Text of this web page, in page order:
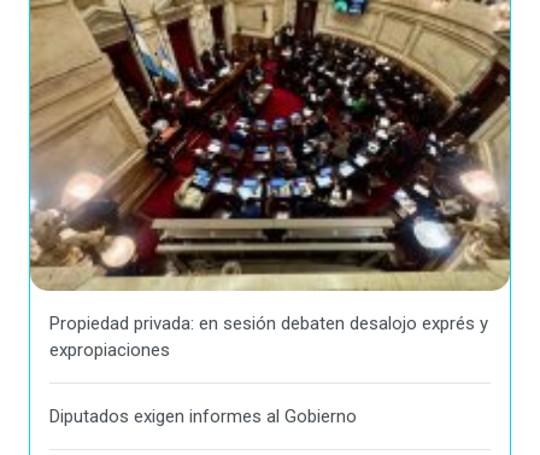
Propiedad privada: en sesión debaten desalojo exprés y
expropiaciones
Diputados exigen informes al Gobierno